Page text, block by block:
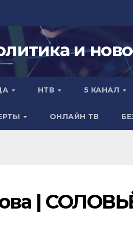
и
НТВ 5 КАНАЛ
ОНЛАЙН ТВ
|